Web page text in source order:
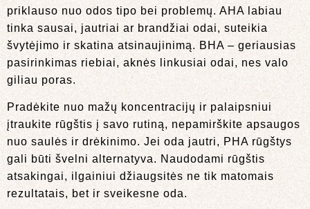
priklauso nuo odos tipo bei problemų. AHA labiau
tinka sausai, jautriai ar brandžiai odai, suteikia
švytėjimo ir skatina atsinaujinimą. BHA – geriausias
pasirinkimas riebiai, aknės linkusiai odai, nes valo
giliau poras.
Pradėkite nuo mažų koncentracijų ir palaipsniui
įtraukite rūgštis į savo rutiną, nepamirškite apsaugos
nuo saulės ir drėkinimo. Jei oda jautri, PHA rūgštys
gali būti švelni alternatyva. Naudodami rūgštis
atsakingai, ilgainiui džiaugsitės ne tik matomais
rezultatais, bet ir sveikesne oda.